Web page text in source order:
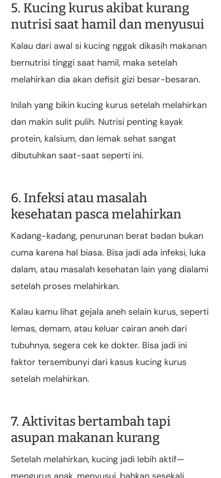
5. Kucing kurus akibat kurang
nutrisi saat hamil dan menyusui
Kalau dari awal si kucing nggak dikasih makanan
bernutrisi tinggi saat hamil, maka setelah
melahirkan dia akan defisit gizi besar-besaran.
Inilah yang bikin kucing kurus setelah melahirkan
dan makin sulit pulih. Nutrisi penting kayak
protein, kalsium, dan lemak sehat sangat
dibutuhkan saat-saat seperti ini.
6. Infeksi atau masalah
kesehatan pasca melahirkan
Kadang-kadang, penurunan berat badan bukan
cuma karena hal biasa. Bisa jadi ada infeksi, luka
dalam, atau masalah kesehatan lain yang dialami
setelah proses melahirkan.
Kalau kamu lihat gejala aneh selain kurus, seperti
lemas, demam, atau keluar cairan aneh dari
tubuhnya, segera cek ke dokter. Bisa jadi ini
faktor tersembunyi dari kasus kucing kurus
setelah melahirkan.
7. Aktivitas bertambah tapi
asupan makanan kurang
Setelah melahirkan, kucing jadi lebih aktif—